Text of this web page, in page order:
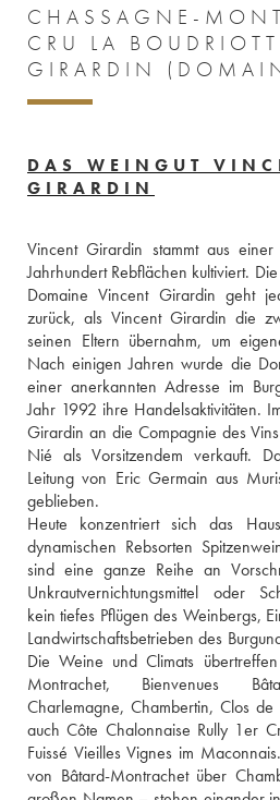
CHASSAGNE-
CRU LA
GIRARDIN
DAS WEINGUT
GIRARDIN
Vincent Girardin stammt aus
Jahrhundert Rebflächen kultiviert.
Domaine Vincent Girardin geht
zurück, als Vincent Girardin die
seinen Eltern übernahm, um
Nach einigen Jahren wurde die
einer anerkannten Adresse im
Jahr 1992 ihre Handelsaktivitäten.
Girardin an die Compagnie des
Nié als Vorsitzendem verkauft.
Leitung von Eric Germain aus
geblieben.
Heute konzentriert sich das
dynamischen Rebsorten
sind eine ganze Reihe an
Unkrautvernichtungsmittel oder
kein tiefes Pflügen des Weinbergs,
Landwirtschaftsbetrieben des
Die Weine und Climats
Montrachet, Bienvenues
Charlemagne, Chambertin, Clos
auch Côte Chalonnaise Rully 1er
Fuissé Vieilles Vignes im
von Bâtard-Montrachet über